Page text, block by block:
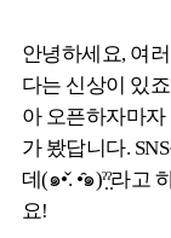
안녕하세요, 여
다는 신상이 있
아 오픈하자마
가 봤답니다.
데(๑•̌. •̑๑)ˀ̣ˀ̣라고
요!